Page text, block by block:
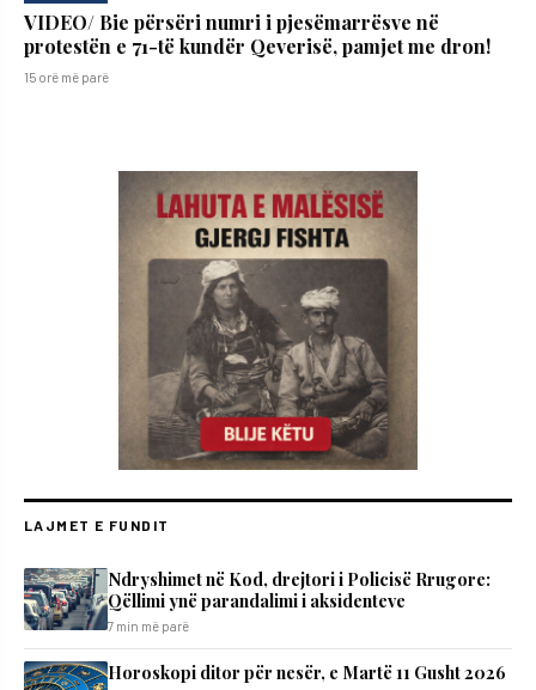
VIDEO/ Bie përsëri numri i pjesëmarrësve në
protestën e 71-të kundër Qeverisë, pamjet me dron!
15 orë më parë
LAJMET E FUNDIT
Ndryshimet në Kod, drejtori i Policisë Rrugore:
Qëllimi ynë parandalimi i aksidenteve
7 min më parë
Horoskopi ditor për nesër, e Martë 11 Gusht 2026